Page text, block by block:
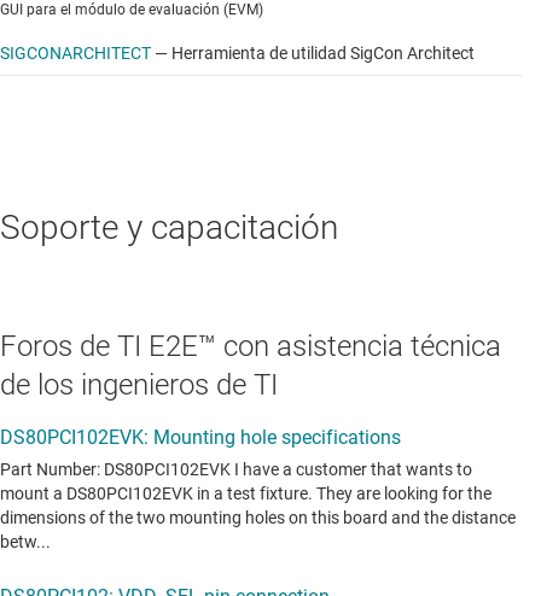
GUI para el módulo de evaluación (EVM)
SIGCONARCHITECT — Herramienta de utilidad SigCon Architect
Soporte y capacitación
Foros de TI E2E™ con asistencia técnica
de los ingenieros de TI